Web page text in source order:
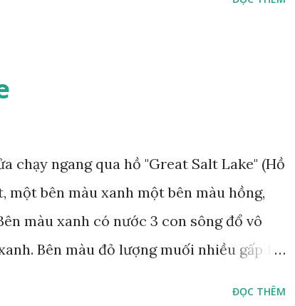
chạy ngang qua hồ "Great Salt Lake" (Hồ
một bên màu xanh một bên màu hồng,
màu xanh có nước 3 con sông đổ vô
Bên màu đỏ lượng muối nhiều gấp 10
ĐỌC THÊM